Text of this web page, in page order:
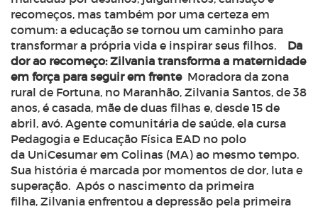
recomeços, mas também por uma certeza em
comum: a educação se tornou um caminho para
transformar a própria vida e inspirar seus filhos.
Da
dor ao recomeço: Zilvania transforma a maternidade
em força para seguir em frente Moradora da zona
rural de Fortuna, no Maranhão, Zilvania Santos, de 38
anos, é casada, mãe de duas filhas e, desde 15 de
abril, avó. Agente comunitária de saúde, ela cursa
Pedagogia e Educação Física EAD no polo
da UniCesumar em Colinas (MA) ao mesmo tempo.
Sua história é marcada por momentos de dor, luta e
superação. Após o nascimento da primeira
filha, Zilvania enfrentou a depressão pela primeira